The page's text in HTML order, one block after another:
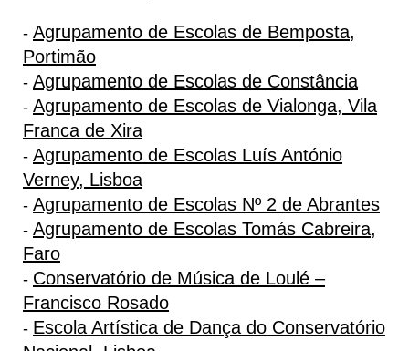
- Agrupamento de Escolas de Bemposta,
Portimão
- Agrupamento de Escolas de Constância
- Agrupamento de Escolas de Vialonga, Vila
Franca de Xira
- Agrupamento de Escolas Luís António
Verney, Lisboa
- Agrupamento de Escolas Nº 2 de Abrantes
- Agrupamento de Escolas Tomás Cabreira,
Faro
- Conservatório de Música de Loulé –
Francisco Rosado
- Escola Artística de Dança do Conservatório